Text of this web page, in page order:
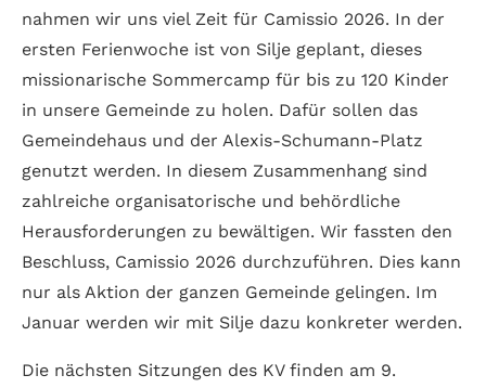
nahmen wir uns viel Zeit für Camissio 2026. In der
ersten Ferien­woche ist von Silje geplant, dieses
missio­narische Sommer­camp für bis zu 120 Kinder
in unsere Gemeinde zu holen. Dafür sollen das
Gemeinde­haus und der Alexis-Schumann-Platz
genutzt werden. In diesem Zusammen­hang sind
zahlreiche organisa­torische und behörd­liche
Heraus­forderungen zu bewältigen. Wir fassten den
Beschluss, Camissio 2026 durchzuführen. Dies kann
nur als Aktion der ganzen Gemeinde gelingen. Im
Januar werden wir mit Silje dazu konkreter werden.
Die nächsten Sitzungen des KV finden am 9.